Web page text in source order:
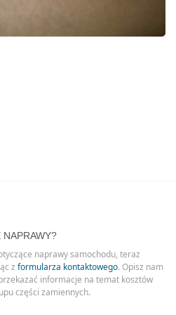
NAPRAWY?
naprawy samochodu, teraz
z formularza kontaktowego. Opisz nam
informacje na temat kosztów
części zamiennych.